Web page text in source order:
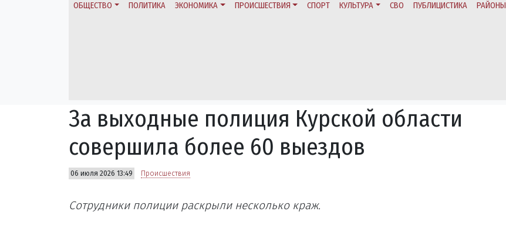
ОБЩЕСТВО ПОЛИТИКА ЭКОНОМИКА ПРОИСШЕСТВИЯ СПОРТ КУЛЬТУРА СВО ПУБЛИЦИСТИКА РАЙОНЫ
За выходные полиция Курской области
совершила более 60 выездов
06 июля 2026 13:49 Происшествия
Сотрудники полиции раскрыли несколько краж.